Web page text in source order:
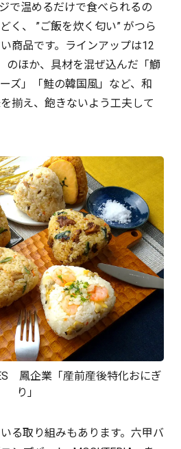
で温めるだけで食べられるの
く、 ”ご飯を炊く匂い” がつら
商品です。ラインアップは12
のほか、具材を混ぜ込んだ「鰤
ズ」「鮭の韓国風」など、和
揃え、飽きないよう工夫して
鳳企業「産前産後特化おにぎ
り」
る取り組みもあります。六甲バ